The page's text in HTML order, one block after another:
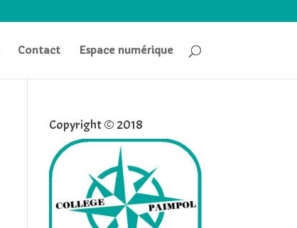
Contact Espace numérique
Copyright © 2018